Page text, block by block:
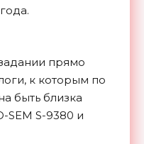
прямо
к которым по
быть близка
SEM S-9380 и